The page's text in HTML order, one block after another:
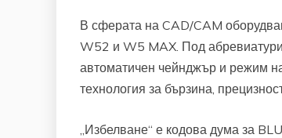
В сферата на CAD/CAM
W52 и W5 MAX. Под
автоматичен чейнджър и режим
технология за бързина,
„Избелване“ е кодова дума за